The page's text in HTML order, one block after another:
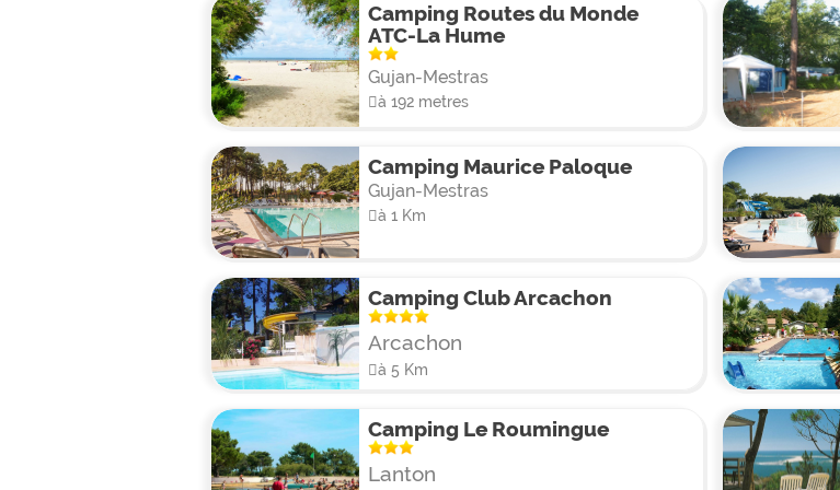
Camping Routes du Monde
ATC-La Hume
Gujan-Mestras
à 192 metres
Camping Maurice Paloque
Gujan-Mestras
à 1 Km
Camping Club Arcachon
Arcachon
à 5 Km
Camping Le Roumingue
Lanton